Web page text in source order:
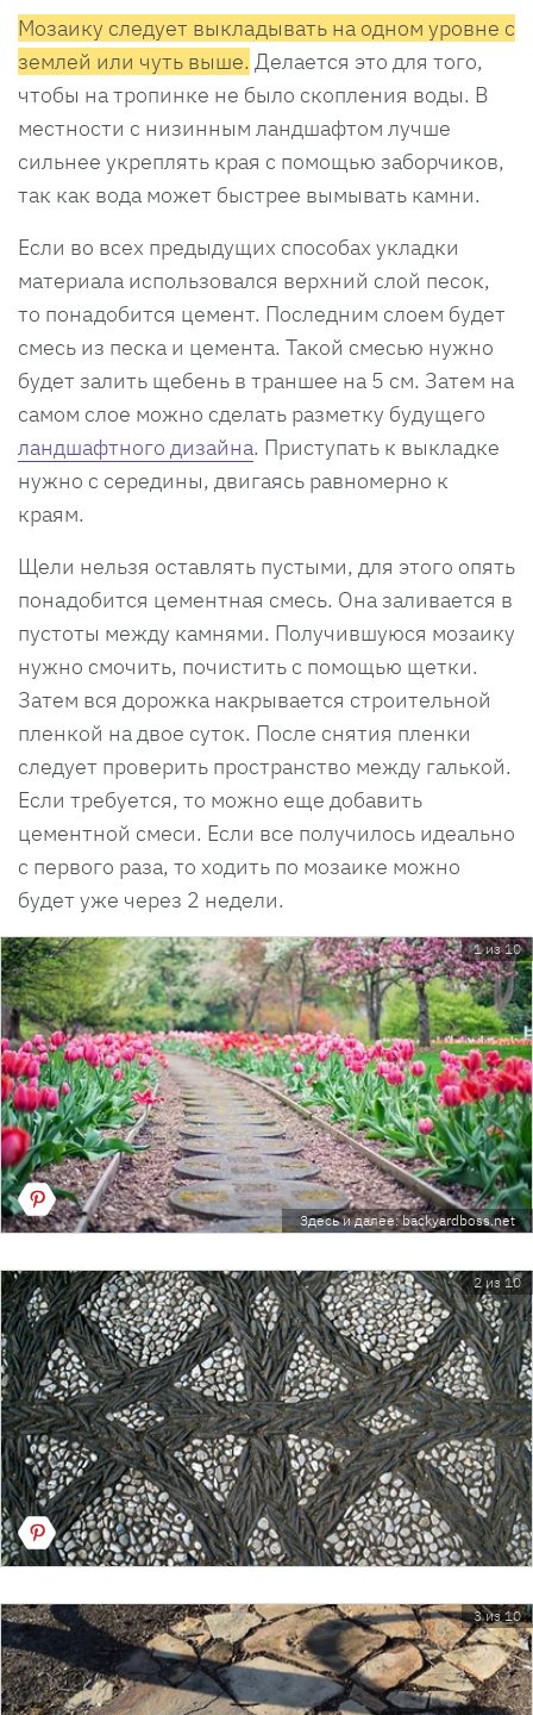
Мозаику следует выкладывать на одном уровне с
землей или чуть выше. Делается это для того,
чтобы на тропинке не было скопления воды. В
местности с низинным ландшафтом лучше
сильнее укреплять края с помощью заборчиков,
так как вода может быстрее вымывать камни.
Если во всех предыдущих способах укладки
материала использовался верхний слой песок,
то понадобится цемент. Последним слоем будет
смесь из песка и цемента. Такой смесью нужно
будет залить щебень в траншее на 5 см. Затем на
самом слое можно сделать разметку будущего
ландшафтного дизайна. Приступать к выкладке
нужно с середины, двигаясь равномерно к
краям.
Щели нельзя оставлять пустыми, для этого опять
понадобится цементная смесь. Она заливается в
пустоты между камнями. Получившуюся мозаику
нужно смочить, почистить с помощью щетки.
Затем вся дорожка накрывается строительной
пленкой на двое суток. После снятия пленки
следует проверить пространство между галькой.
Если требуется, то можно еще добавить
цементной смеси. Если все получилось идеально
с первого раза, то ходить по мозаике можно
будет уже через 2 недели.
1 из 10
Здесь и далее: backyardboss.net
2 из 10
3 из 10